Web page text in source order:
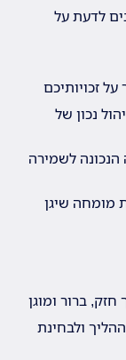
לדעת על
זכויותיכם
נכון של
הנכונה לשמירה
מומחה שיגן
ברור ומוגן
ולבחינת